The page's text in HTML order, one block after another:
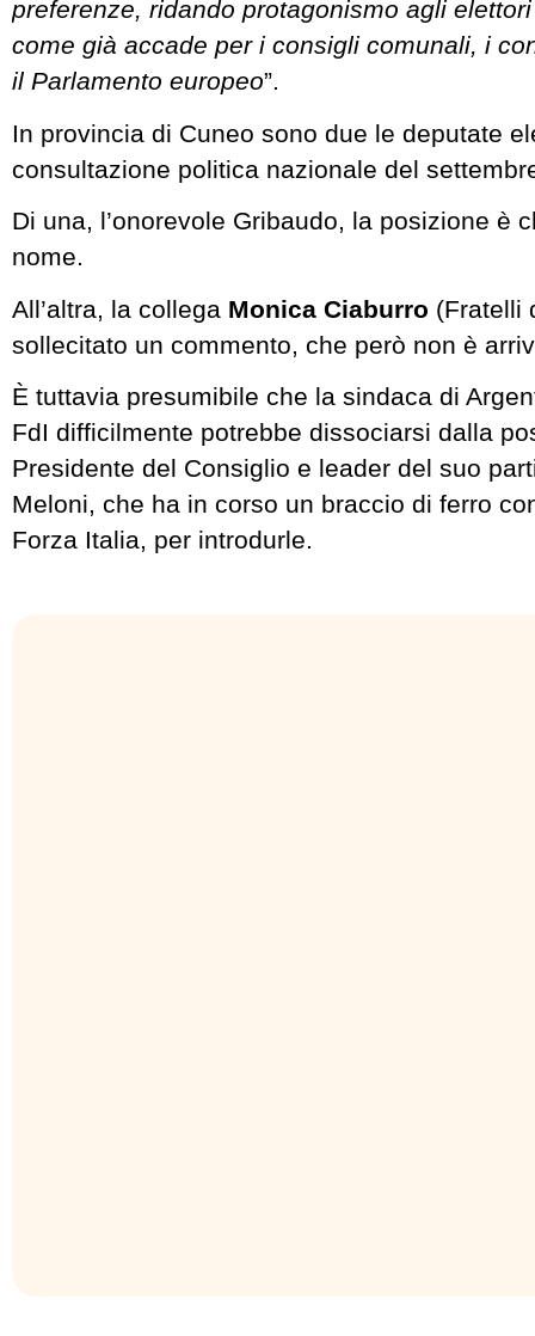
preferenze, ridando protagonismo agli
come già accade per i consigli comunali, i
il Parlamento europeo”.
In provincia di Cuneo sono due le deputate
consultazione politica nazionale del
Di una, l’onorevole Gribaudo, la posizione è
nome.
All’altra, la collega Monica Ciaburro (Fratelli
sollecitato un commento, che però non è
È tuttavia presumibile che la sindaca di
FdI difficilmente potrebbe dissociarsi dalla
Presidente del Consiglio e leader del suo
Meloni, che ha in corso un braccio di ferro
Forza Italia, per introdurle.